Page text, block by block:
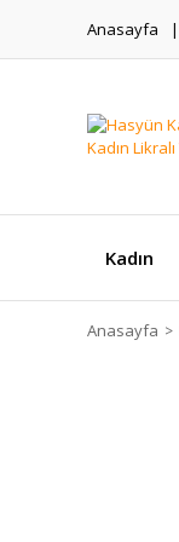
Anasayfa
Kadın
Anasayfa